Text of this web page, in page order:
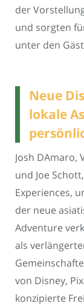
der
und sorgten
unter den
Neue
lokale
Josh DAmaro,
und Joe
Experiences,
der neue
Adventure
als
von Disney,
konzipierte